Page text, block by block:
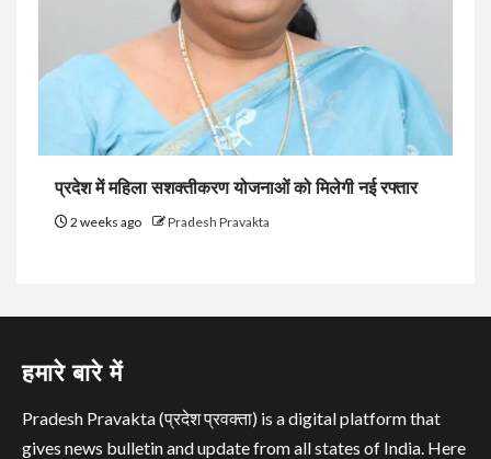
प्रदेश में महिला सशक्तीकरण योजनाओं को मिलेगी नई रफ्तार
2 weeks ago Pradesh Pravakta
हमारे बारे में
Pradesh Pravakta (प्रदेश प्रवक्ता) is a digital platform that
gives news bulletin and update from all states of India. Here